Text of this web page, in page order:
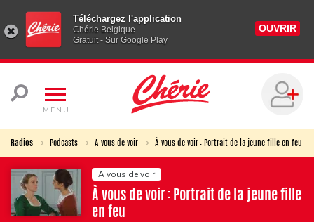
Téléchargez l'application
Chérie Belgique
Gratuit - Sur Google Play
OUVRIR
MENU
Radios Podcasts A vous de voir À vous de voir : Portrait de la jeune fille en feu
A vous de voir
À vous de voir : Portrait de la jeune fille
en feu